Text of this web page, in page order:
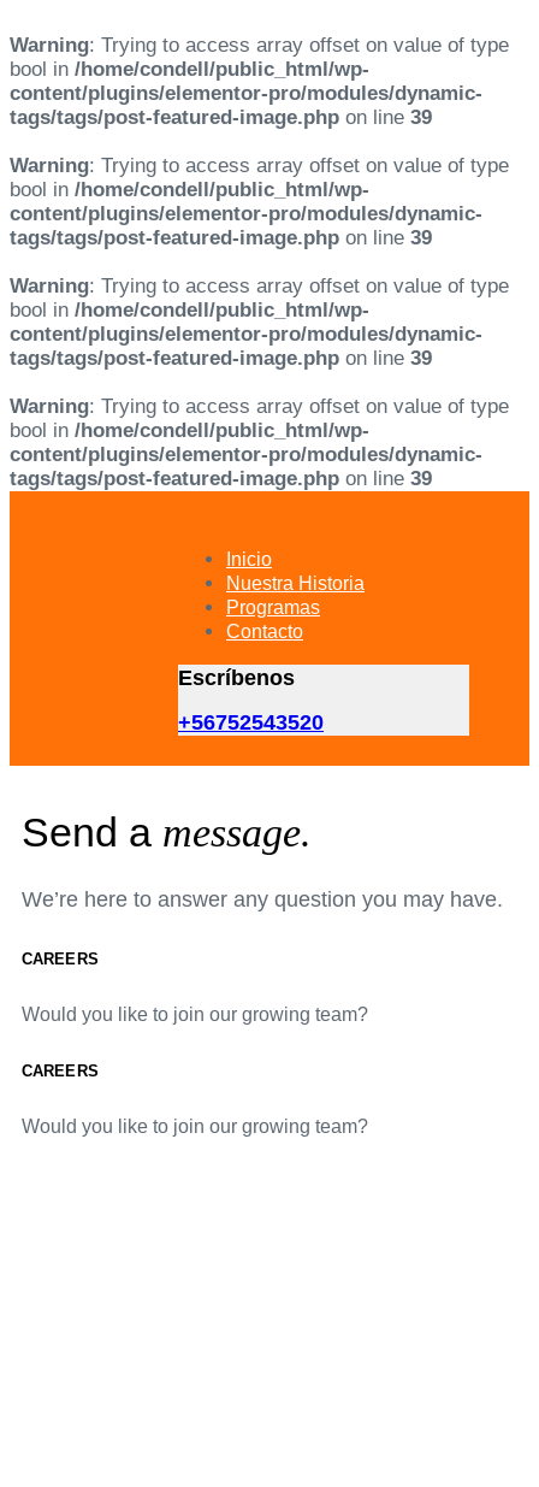
Warning: Trying to access array offset on value of type
bool in /home/condell/public_html/wp-
content/plugins/elementor-pro/modules/dynamic-
tags/tags/post-featured-image.php on line 39
Warning: Trying to access array offset on value of type
bool in /home/condell/public_html/wp-
content/plugins/elementor-pro/modules/dynamic-
tags/tags/post-featured-image.php on line 39
Warning: Trying to access array offset on value of type
bool in /home/condell/public_html/wp-
content/plugins/elementor-pro/modules/dynamic-
tags/tags/post-featured-image.php on line 39
Warning: Trying to access array offset on value of type
bool in /home/condell/public_html/wp-
content/plugins/elementor-pro/modules/dynamic-
tags/tags/post-featured-image.php on line 39
Inicio
Nuestra Historia
Programas
Contacto
Escríbenos
+56752543520
Send a message.
We’re here to answer any question you may have.
CAREERS
Would you like to join our growing team?
CAREERS
Would you like to join our growing team?